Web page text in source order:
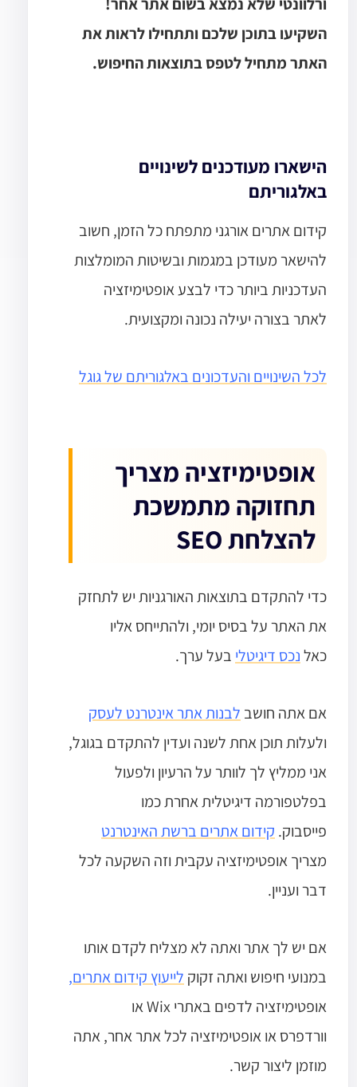
ורלוונטי שלא נמצא בשום אתר אחר!
השקיעו בתוכן שלכם ותתחילו לראות את
האתר מתחיל לטפס בתוצאות החיפוש.
הישארו מעודכנים לשינויים
באלגוריתם
קידום אתרים אורגני מתפתח כל הזמן, חשוב
להישאר מעודכן במגמות ובשיטות המומלצות
העדכניות ביותר כדי לבצע אופטימיזציה
לאתר בצורה יעילה נכונה ומקצועית.
לכל השינויים והעדכונים באלגוריתם של גוגל
אופטימיזציה מצריך
תחזוקה מתמשכת
להצלחת SEO
כדי להתקדם בתוצאות האורגניות יש לתחזק
את האתר על בסיס יומי, ולהתייחס אליו
כאלנכס דיגיטלי בעל ערך.
אם אתה חושב לבנות אתר אינטרנט לעסק
ולעלות תוכן אחת לשנה ועדין להתקדם בגוגל,
אני ממליץ לך לוותר על הרעיון ולפעול
בפלטפורמה דיגיטלית אחרת כמו
פייסבוק. קידום אתרים ברשת האינטרנט
מצריך אופטימיזציה עקבית וזה השקעה לכל
דבר ועניין.
אם יש לך אתר ואתה לא מצליח לקדם אותו
במנועי חיפוש ואתה זקוק לייעוץ קידום אתרים,
אופטימיזציה לדפים באתרי Wix או
וורדפרסאו אופטימיזציה לכל אתר אחר, אתה
מוזמן ליצור קשר.